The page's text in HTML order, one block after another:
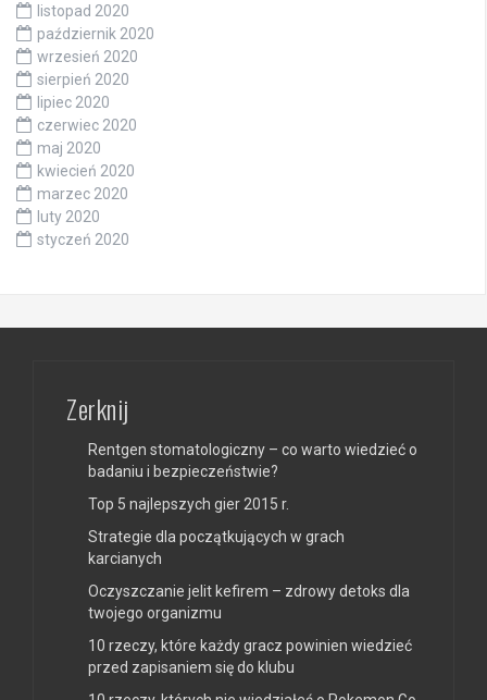
listopad 2020
październik 2020
wrzesień 2020
sierpień 2020
lipiec 2020
czerwiec 2020
maj 2020
kwiecień 2020
marzec 2020
luty 2020
styczeń 2020
Zerknij
Rentgen stomatologiczny – co warto wiedzieć o
badaniu i bezpieczeństwie?
Top 5 najlepszych gier 2015 r.
Strategie dla początkujących w grach
karcianych
Oczyszczanie jelit kefirem – zdrowy detoks dla
twojego organizmu
10 rzeczy, które każdy gracz powinien wiedzieć
przed zapisaniem się do klubu